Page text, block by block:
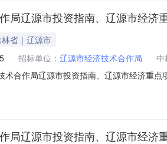
局辽源市投资指南、辽源市经济
省｜辽源市
招标单位： 辽源市经济技术合作局
中
术合作局辽源市投资指南、辽源市经济重
济技术合作局中标（成交）供应商（乙方
局辽源市投资指南、辽源市经济